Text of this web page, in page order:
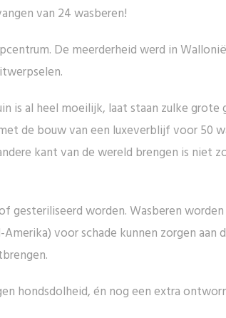
van 24 wasberen!
De meerderheid werd in
is al heel moeilijk, laat staan zulke
de bouw van een luxeverblijf voor 50
kant van de wereld brengen is niet
gesteriliseerd worden. Wasberen
voor schade kunnen zorgen
hondsdolheid, én nog een extra